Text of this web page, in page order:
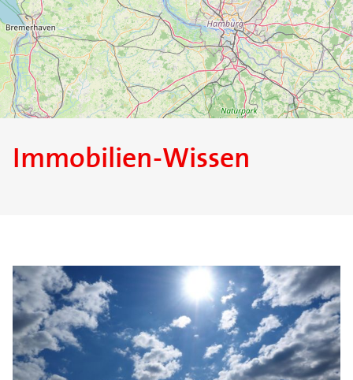
Immobilien-Wissen